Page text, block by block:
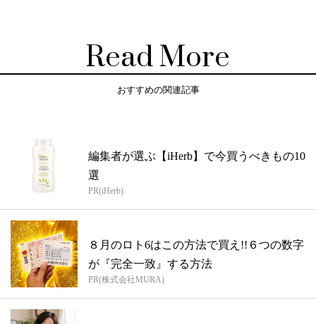
Read More
おすすめの関連記事
編集者が選ぶ【iHerb】で今買うべきもの10
選
PR(iHerb)
８月のロト6はこの方法で買え!!６つの数字
が『完全一致』する方法
PR(株式会社MURA)